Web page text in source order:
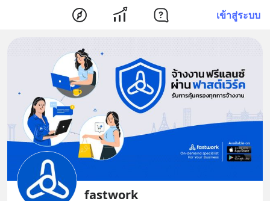
เข้าสู่ระบบ
fastwork